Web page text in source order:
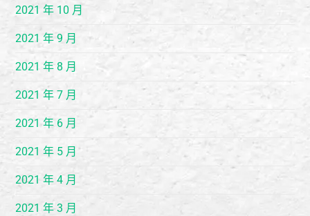
2021 年 10 月
2021 年 9 月
2021 年 8 月
2021 年 7 月
2021 年 6 月
2021 年 5 月
2021 年 4 月
2021 年 3 月